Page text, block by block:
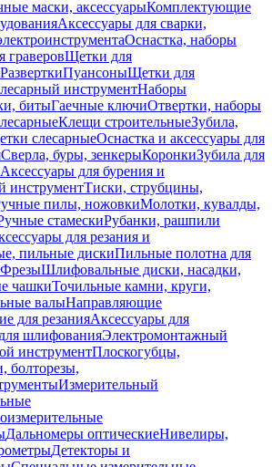
маски, аксессуарыКомплектующие
Аксессуары для сварки,
Оснастка, наборы
граверовЩетки для
РазверткиПуансоныЩетки для
инструментНаборы
битыГаечные ключиОтвертки, наборы
Клещи строительныеЗубила,
слесарныеОснастка и аксессуары для
Сверла, буры, зенкерыКоронкиЗубила для
Аксессуары для бурения и
инструментТиски, струбцины,
пилы, ножовкиМолотки, кувалды,
стамескиРубанки, рашпили
для резания и
пильные дискиПильные полотна для
ФрезыШлифовальные диски, насадки,
чашкиТочильные камни, круги,
валыНаправляющие
для резанияАксессуары для
шлифованияЭлектромонтажный
инструментПлоскогубцы,
болторезы,
Измерительный
Дальномеры оптическиеНивелиры,
Детекторы и